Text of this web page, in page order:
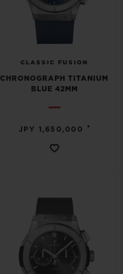
CLASSIC FUSION
CHRONOGRAPH TITANIUM
BLUE 42MM
JPY 1,650,000 •